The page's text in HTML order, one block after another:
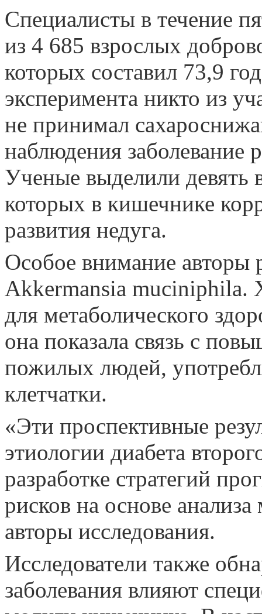
Специалисты в течение
из 4 685 взрослых
которых составил 73,9
эксперимента никто из
не принимал
наблюдения заболевание
Ученые выделили девять
которых в кишечнике
развития недуга.
Особое внимание авторы
Akkermansia muciniphila.
для метаболического
она показала связь с
пожилых людей,
клетчатки.
«Эти проспективные
этиологии диабета
разработке стратегий
рисков на основе
авторы исследования.
Исследователи также
заболевания влияют